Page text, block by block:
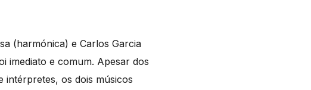
(harmónica) e Carlos Garcia
imediato e comum. Apesar dos
intérpretes, os dois músicos